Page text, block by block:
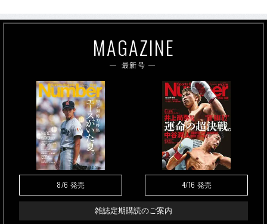
MAGAZINE
最新号
8/6 発売 4/16 発売
雑誌定期購読のご案内